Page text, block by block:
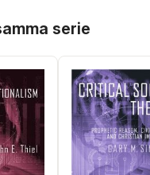
serie